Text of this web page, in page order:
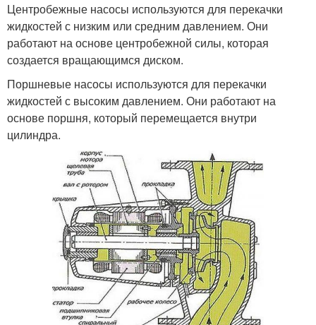
Центробежные насосы используются для перекачки
жидкостей с низким или средним давлением. Они
работают на основе центробежной силы, которая
создается вращающимся диском.
Поршневые насосы используются для перекачки
жидкостей с высоким давлением. Они работают на
основе поршня, который перемещается внутри
цилиндра.